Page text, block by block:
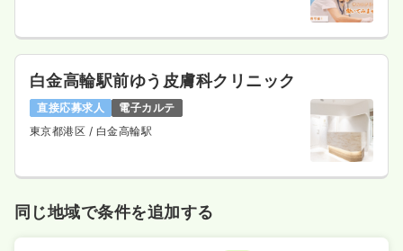
白金高輪駅前ゆう皮膚科クリニック
直接応募求人
電子カルテ
東京都港区 / 白金高輪駅
同じ地域で条件を追加する